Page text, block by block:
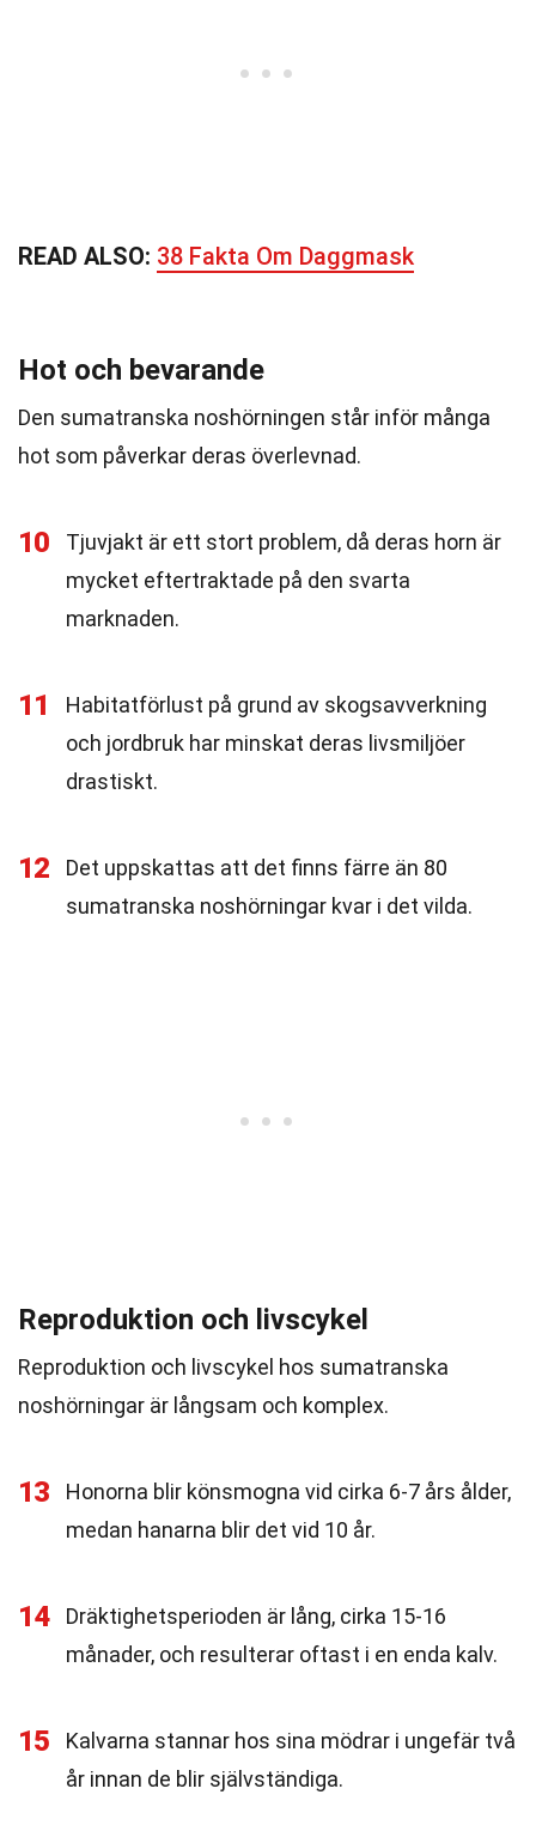
READ ALSO: 38 Fakta Om Daggmask
Hot och bevarande
Den sumatranska noshörningen står inför många
hot som påverkar deras överlevnad.
10
Tjuvjakt är ett stort problem, då deras horn är
mycket eftertraktade på den svarta
marknaden.
11
Habitatförlust på grund av skogsavverkning
och jordbruk har minskat deras livsmiljöer
drastiskt.
12
Det uppskattas att det finns färre än 80
sumatranska noshörningar kvar i det vilda.
Reproduktion och livscykel
Reproduktion och livscykel hos sumatranska
noshörningar är långsam och komplex.
13
Honorna blir könsmogna vid cirka 6-7 års ålder,
medan hanarna blir det vid 10 år.
14
Dräktighetsperioden är lång, cirka 15-16
månader, och resulterar oftast i en enda kalv.
15
Kalvarna stannar hos sina mödrar i ungefär två
år innan de blir självständiga.